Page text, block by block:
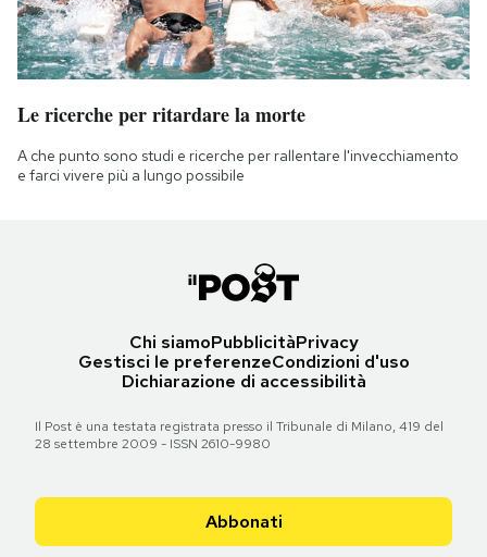
Le ricerche per ritardare la morte
A che punto sono studi e ricerche per rallentare l'invecchiamento
e farci vivere più a lungo possibile
Chi siamoPubblicitàPrivacy
Gestisci le preferenzeCondizioni d'uso
Dichiarazione di accessibilità
Il Post è una testata registrata presso il Tribunale di Milano, 419 del
28 settembre 2009 - ISSN 2610-9980
Abbonati